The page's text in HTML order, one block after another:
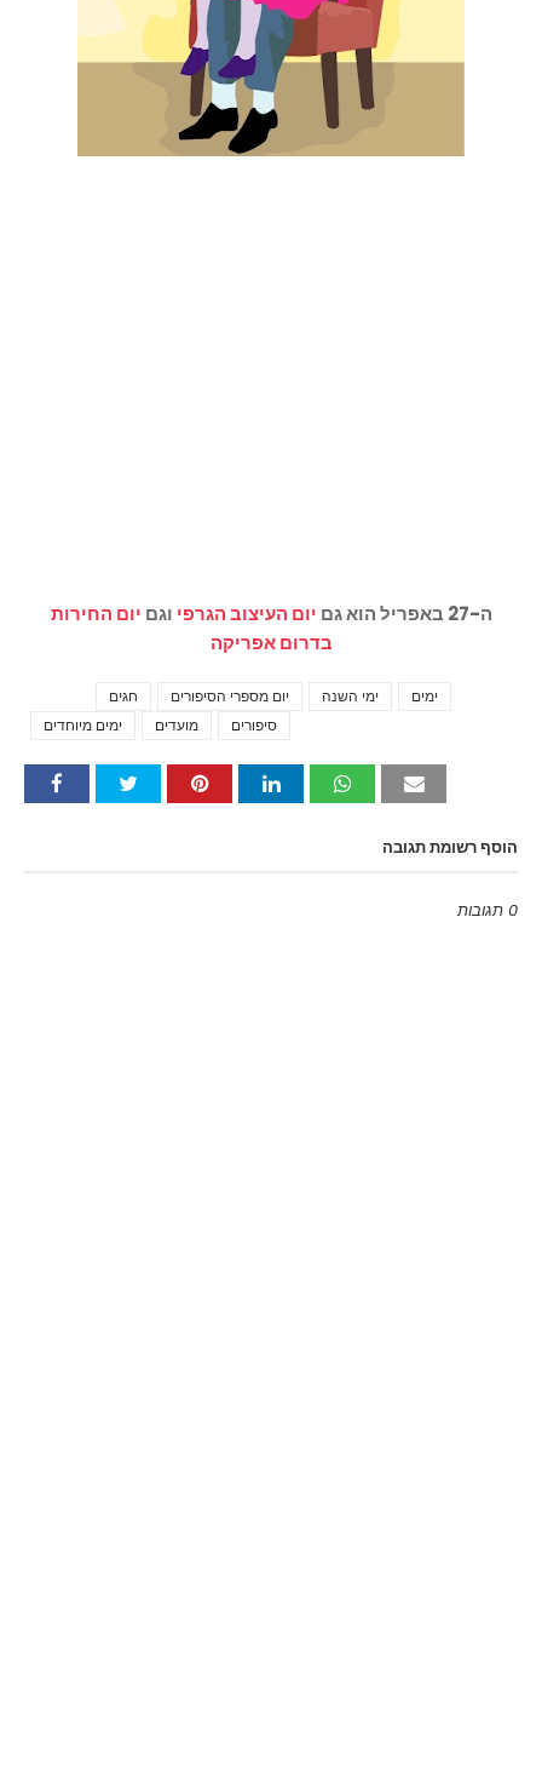
ה-27 באפריל הוא גם יום העיצוב הגרפי וגם יום החירות
בדרום אפריקה
חגים יום מספרי הסיפורים ימי השנה
ימים
ימים מיוחדים
מועדים סיפורים
הוסף רשומת תגובה
0 תגובות